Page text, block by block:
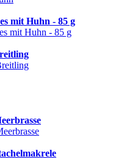
mit Huhn - 85 g